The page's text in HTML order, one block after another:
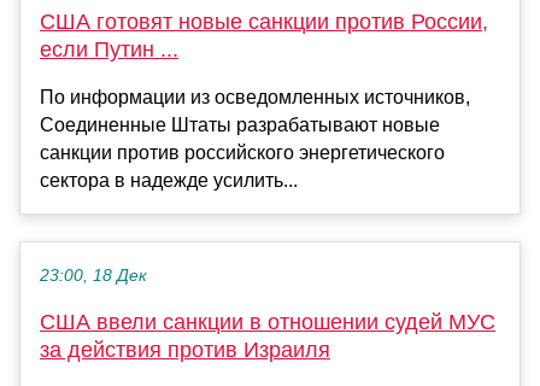
США готовят новые санкции против России,
если Путин ...
По информации из осведомленных источников,
Соединенные Штаты разрабатывают новые
санкции против российского энергетического
сектора в надежде усилить...
23:00, 18 Дек
США ввели санкции в отношении судей МУС
за действия против Израиля